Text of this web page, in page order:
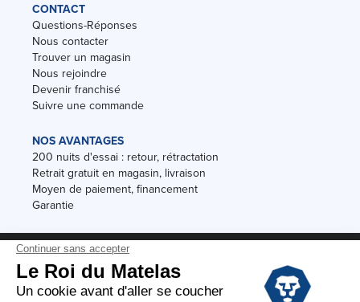
CONTACT
Questions-Réponses
Nous contacter
Trouver un magasin
Nous rejoindre
Devenir franchisé
Suivre une commande
NOS AVANTAGES
200 nuits d'essai : retour, rétractation
Retrait gratuit en magasin, livraison
Moyen de paiement, financement
Garantie
Conditions des offres
Black Friday
Destockage